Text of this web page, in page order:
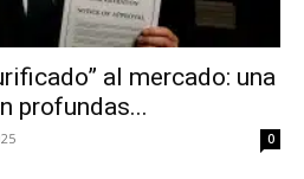
al mercado: una
profundas...
0